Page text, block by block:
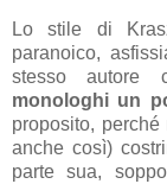
Lo stile di
paranoico,
stesso autore
monologhi un
proposito,
anche così)
parte sua,